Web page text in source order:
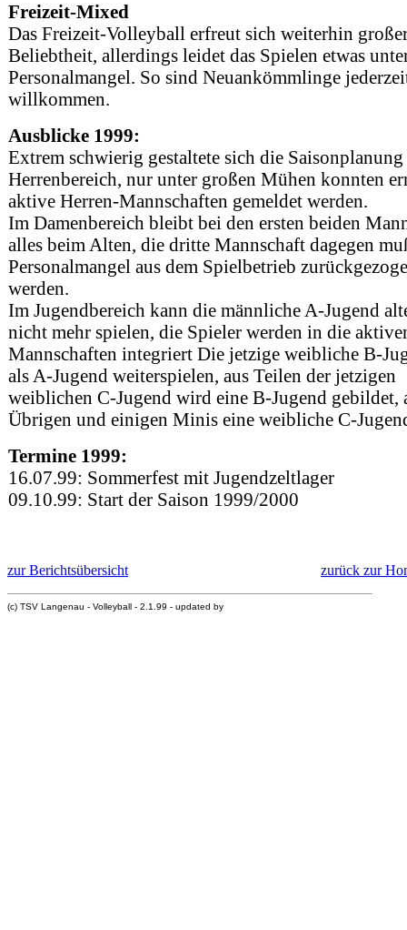
Freizeit-Mixed
Das Freizeit-Volleyball erfreut sich weiterhin
Beliebtheit, allerdings leidet das Spielen etwas
Personalmangel. So sind Neuankömmlinge
willkommen.
Ausblicke 1999:
Extrem schwierig gestaltete sich die
Herrenbereich, nur unter großen Mühen konnten
aktive Herren-Mannschaften gemeldet werden.
Im Damenbereich bleibt bei den ersten beiden
alles beim Alten, die dritte Mannschaft dagegen
Personalmangel aus dem Spielbetrieb
werden.
Im Jugendbereich kann die männliche A-Jugend
nicht mehr spielen, die Spieler werden in die
Mannschaften integriert Die jetzige weibliche B-
als A-Jugend weiterspielen, aus Teilen der jetzigen
weiblichen C-Jugend wird eine B-Jugend gebildet,
Übrigen und einigen Minis eine weibliche C-
Termine 1999:
16.07.99: Sommerfest mit Jugendzeltlager
09.10.99: Start der Saison 1999/2000
zur Berichtsübersicht zurück zur
(c) TSV Langenau - Volleyball - 2.1.99 - updated by